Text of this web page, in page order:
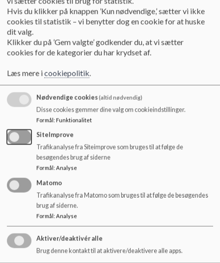
børnehavens personale, og så finder vi en tid. Ved rundvisning
i børnehaven møder man op påAmalievej 5.
For begge huses vedkommende ønsker vi,
rundvisning er grundig; vi fortæller om huset, vores hverdag
og vores pædagogiske principper.
Vuggestuenhar en stor lys kælderetage, hvor der er
garderobe til alle børn. I stueetagen er der: Et dejligt køkken,
to grupperum, et spiserum, et rum til barnevogne og en
terrasse, hvor børn også sover. På 1. sal er der et dejligt
køkken og to store grupperum, et spiserum og et soverum.
I børnehavenhar vi en kælder med et læse-/legerum. I
stueetagen deler to grupper garderobe og toilet. De to
grupper deler også et "tumlerum" og har derudover et alm.
grupperum hver.
På 1. sal deler to grupper garderobe og toilet, og de har et
alm. grupperum og et mindre rum hver.
På 2. sal har man eget toilet og garderobe. Der er et stort
gennemgående rum på den resterende del af etagen og en
hyggelig legehems.
Hvis du klikker på knappen ’Kun nødvendige,’ sætter vi ikke
cookies til statistik – vi benytter dog en cookie for at huske
dit valg.
Klikker du på ’Gem valgte’ godkender du, at vi sætter
cookies for de kategorier du har krydset af.
Læs mere icookiepolitik.
Nødvendige cookies(altid nødvendig)
Disse cookies gemmer dine valg om cookieindstillinger.
Formål: Funktionalitet
SiteImprove
Trafikanalyse fra Siteimprove som bruges til at følge de
besøgendes brug af siderne
Formål : Analyse
Matomo
Trafikanalyse fra Matomo som bruges til at følge de besøgendes
brug af siderne.
Formål: Analyse
Aktiver/deaktivér alle
Brug denne kontakt til at aktivere/deaktivere alle apps.